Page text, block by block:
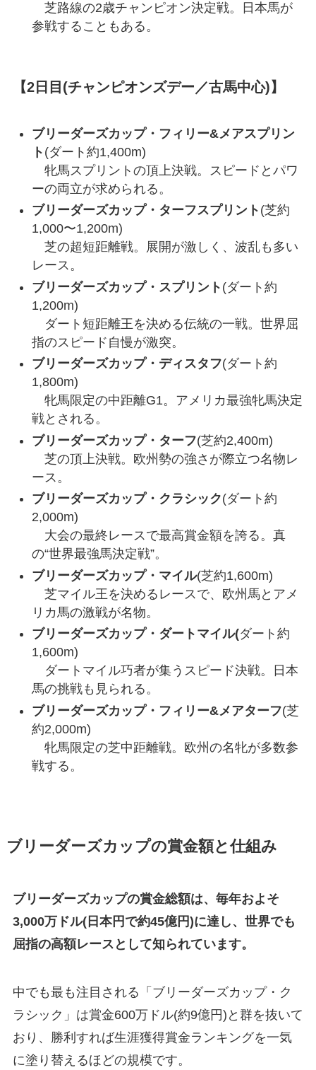
芝路線の2歳チャンピオン決定戦。日本馬が
参戦することもある。
【2日目(チャンピオンズデー／古馬中心)】
ブリーダーズカップ・フィリー&メアスプリン
ト (ダート約1,400m)
牝馬スプリントの頂上決戦。スピードとパワ
ーの両立が求められる。
ブリーダーズカップ・ターフスプリント (芝約
1,000〜1,200m)
芝の超短距離戦。展開が激しく、波乱も多い
レース。
ブリーダーズカップ・スプリント (ダート約
1,200m)
ダート短距離王を決める伝統の一戦。世界屈
指のスピード自慢が激突。
ブリーダーズカップ・ディスタフ(ダート約
1,800m)
牝馬限定の中距離G1。アメリカ最強牝馬決定
戦とされる。
ブリーダーズカップ・ターフ(芝約2,400m)
芝の頂上決戦。欧州勢の強さが際立つ名物レ
ース。
ブリーダーズカップ・クラシック(ダート約
2,000m)
大会の最終レースで最高賞金額を誇る。真
の“世界最強馬決定戦”。
ブリーダーズカップ・マイル(芝約1,600m)
芝マイル王を決めるレースで、欧州馬とアメ
リカ馬の激戦が名物。
ブリーダーズカップ・ダートマイル(ダート約
1,600m)
ダートマイル巧者が集うスピード決戦。日本
馬の挑戦も見られる。
ブリーダーズカップ・フィリー&メアターフ(芝
約2,000m)
牝馬限定の芝中距離戦。欧州の名牝が多数参
戦する。
ブリーダーズカップの賞金額と仕組み
ブリーダーズカップの賞金総額は、毎年およそ
3,000万ドル(日本円で約45億円)に達し、世界でも
屈指の高額レースとして知られています。
中でも最も注目される「ブリーダーズカップ・ク
ラシック」は賞金600万ドル(約9億円)と群を抜いて
おり、勝利すれば生涯獲得賞金ランキングを一気
に塗り替えるほどの規模です。